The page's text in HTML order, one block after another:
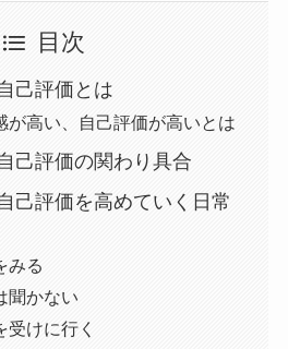
目次
己評価とは
が高い、自己評価が高いとは
己評価の関わり具合
己評価を高めていく日常
みる
聞かない
受けに行く